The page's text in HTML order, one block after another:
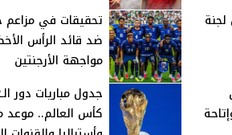
تحقيقات في مزاعم
ضد قائد الرأس
مواجهة الأرجنتين
كأس العالم.. موعد